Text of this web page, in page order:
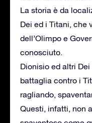
La storia è da
Dei ed i Titani, che
dell’Olimpo e
conosciuto.
Dionisio ed altri
battaglia contro i
ragliando,
Questi, infatti, non